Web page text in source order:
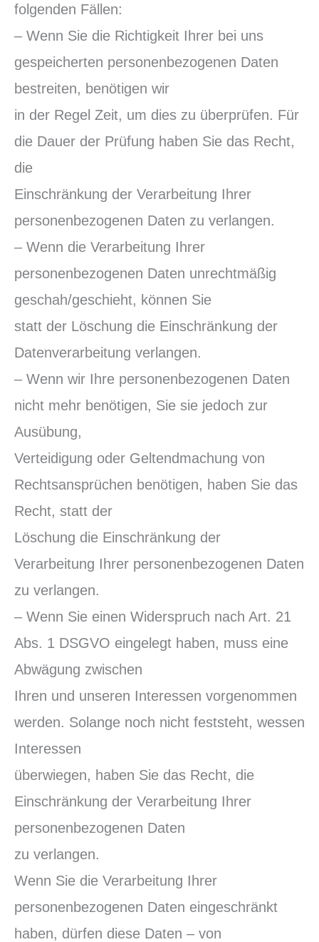
folgenden Fällen:
– Wenn Sie die Richtigkeit Ihrer bei uns
gespeicherten personenbezogenen Daten
bestreiten, benötigen wir
in der Regel Zeit, um dies zu überprüfen. Für
die Dauer der Prüfung haben Sie das Recht,
die
Einschränkung der Verarbeitung Ihrer
personenbezogenen Daten zu verlangen.
– Wenn die Verarbeitung Ihrer
personenbezogenen Daten unrechtmäßig
geschah/geschieht, können Sie
statt der Löschung die Einschränkung der
Datenverarbeitung verlangen.
– Wenn wir Ihre personenbezogenen Daten
nicht mehr benötigen, Sie sie jedoch zur
Ausübung,
Verteidigung oder Geltendmachung von
Rechtsansprüchen benötigen, haben Sie das
Recht, statt der
Löschung die Einschränkung der
Verarbeitung Ihrer personenbezogenen Daten
zu verlangen.
– Wenn Sie einen Widerspruch nach Art. 21
Abs. 1 DSGVO eingelegt haben, muss eine
Abwägung zwischen
Ihren und unseren Interessen vorgenommen
werden. Solange noch nicht feststeht, wessen
Interessen
überwiegen, haben Sie das Recht, die
Einschränkung der Verarbeitung Ihrer
personenbezogenen Daten
zu verlangen.
Wenn Sie die Verarbeitung Ihrer
personenbezogenen Daten eingeschränkt
haben, dürfen diese Daten – von